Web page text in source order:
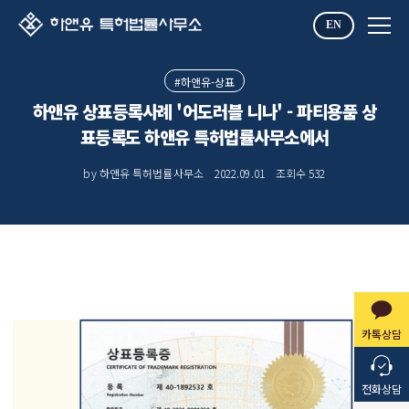
EN
카톡상담
전화상담
#하앤유-상표
하앤유 상표등록사례 '어도러블 니나' - 파티용품 상
표등록도 하앤유 특허법률사무소에서
by 하앤유 특허법률사무소 2022.09.01 조회수532